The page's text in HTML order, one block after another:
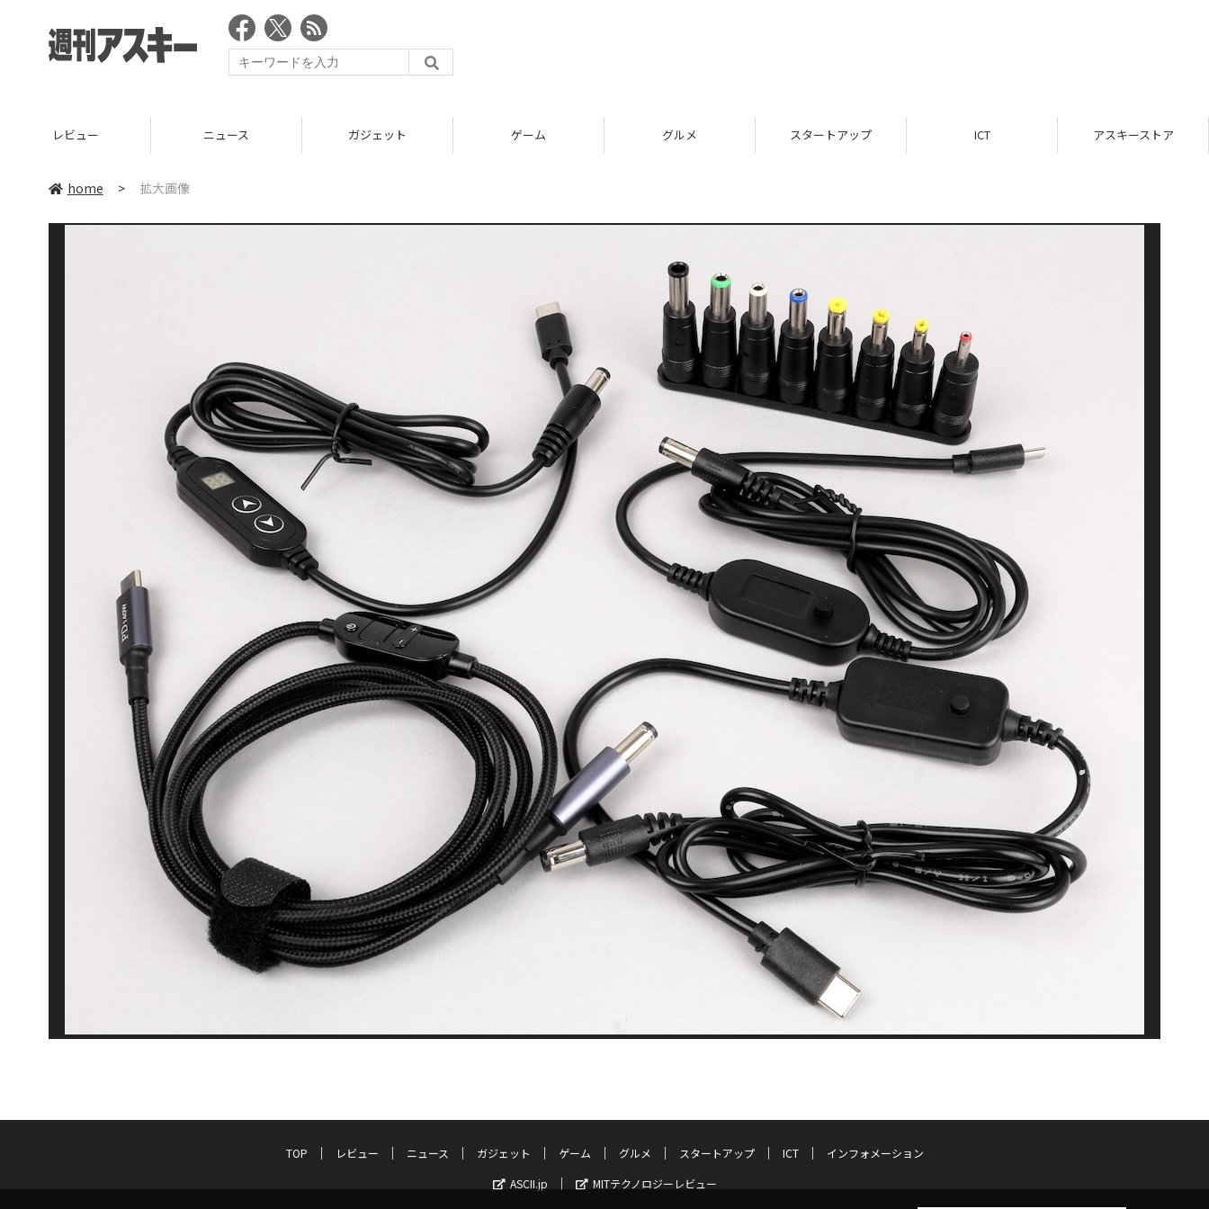
レビュー ニュース ガジェット ゲーム グルメ スタートアップ ICT アスキーストア
home > 拡大画像
TOP レビュー ニュース ガジェット ゲーム グルメ スタートアップ ICT
インフォメーション
ASCII.jp
MITテクノロジーレビュー